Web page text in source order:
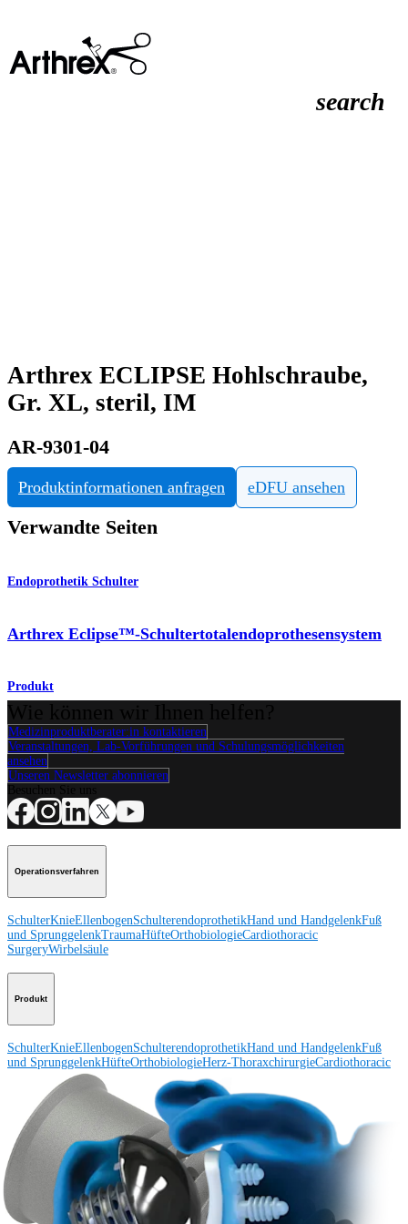
search
Arthrex ECLIPSE Hohlschraube,
Gr. XL, steril, IM
AR-9301-04
Produktinformationen anfragen eDFU ansehen
Verwandte Seiten
Endoprothetik Schulter
Arthrex Eclipse™-Schultertotalendoprothesensystem
Produkt
Medizinproduktberater:in kontaktieren
Veranstaltungen, Lab-Vorführungen und Schulungsmöglichkeiten
ansehen
Unseren Newsletter abonnieren
Operationsverfahren
SchulterKnieEllenbogenSchulterendoprothetikHand und HandgelenkFuß
und SprunggelenkTraumaHüfteOrthobiologieCardiothoracic
SurgeryWirbelsäule
Produkt
SchulterKnieEllenbogenSchulterendoprothetikHand und HandgelenkFuß
und SprunggelenkHüfteOrthobiologieHerz-ThoraxchirurgieCardiothoracic
Bildgebung & Resektion
Medical Education
Medical Education Kursbeschreibungen Schulungen &
Lehrgänge
ArthroLab™-Standorte
Unser klinisches Personal stellt sich
OrthoPedia